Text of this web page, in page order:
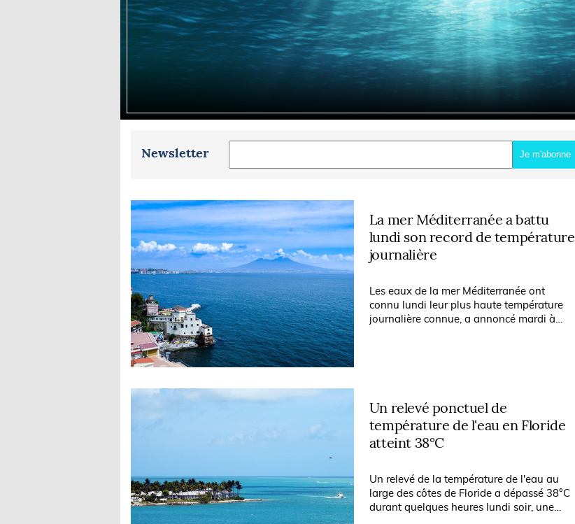
Newsletter Je m'abonne
La mer Méditerranée a battu
lundi son record de température
journalière
Les eaux de la mer Méditerranée ont
connu lundi leur plus haute température
journalière connue, a annoncé mardi à
Un relevé ponctuel de
température de l'eau en Floride
atteint 38°C
Un relevé de la température de l'eau au
large des côtes de Floride a dépassé 38°C
durant quelques heures lundi soir, une